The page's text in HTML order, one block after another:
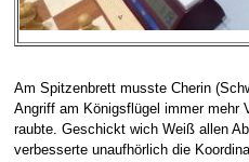
Am Spitzenbrett musste Cherin
Angriff am Königsflügel immer mehr
raubte. Geschickt wich Weiß allen
verbesserte unaufhörlich die